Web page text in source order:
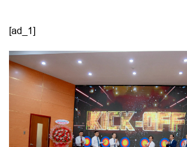
[ad_1]